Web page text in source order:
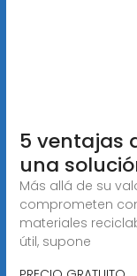
5 ventajas
una
Más allá de su
comprometen
materiales
útil, supone